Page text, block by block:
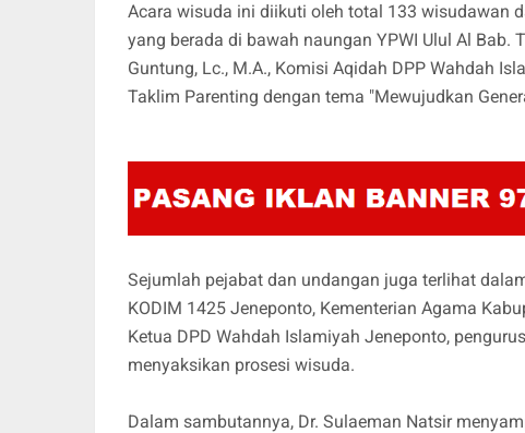
Acara wisuda ini diikuti oleh total 133 wisudawan
yang berada di bawah naungan YPWI Ulul Al Bab.
Guntung, Lc., M.A., Komisi Aqidah DPP Wahdah
Taklim Parenting dengan tema "Mewujudkan
Sejumlah pejabat dan undangan juga terlihat
KODIM 1425 Jeneponto, Kementerian Agama
Ketua DPD Wahdah Islamiyah Jeneponto,
menyaksikan prosesi wisuda.
Dalam sambutannya, Dr. Sulaeman Natsir